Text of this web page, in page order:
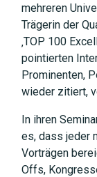
mehreren
Trägerin der
‚TOP 100
pointierten
Prominenten,
wieder zitiert,
In ihren
es, dass jeder
Vorträgen
Offs,